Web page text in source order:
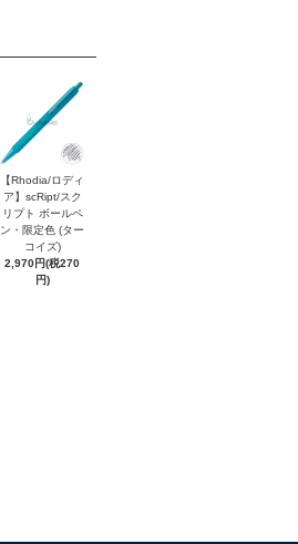
【Rhodia/ロディ
ア】scRipt/スク
リプト ボールペ
ン・限定色 (ター
コイズ)
2,970円(税270
円)